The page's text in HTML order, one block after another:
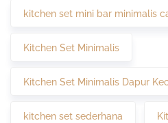
kitchen set mini bar minimalis
Kitchen Set Minimalis
Kitchen Set Minimalis Dapur
kitchen set sederhana